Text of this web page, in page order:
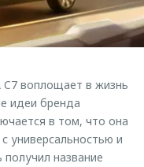
воплощает в жизнь
идеи бренда
в том, что она
универсальностью и
название